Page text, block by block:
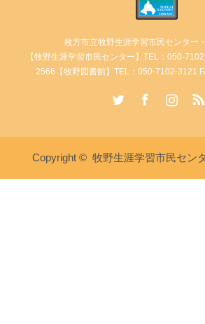
枚方市立牧野生涯学習市民センター
【牧野生涯学習市民センター】TEL：050-
2566【牧野図書館】TEL：050-7102-3121
Copyright © 牧野生涯学習市民セン